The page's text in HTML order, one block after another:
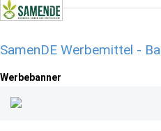
SamenDE Werbemittel -
Werbebanner